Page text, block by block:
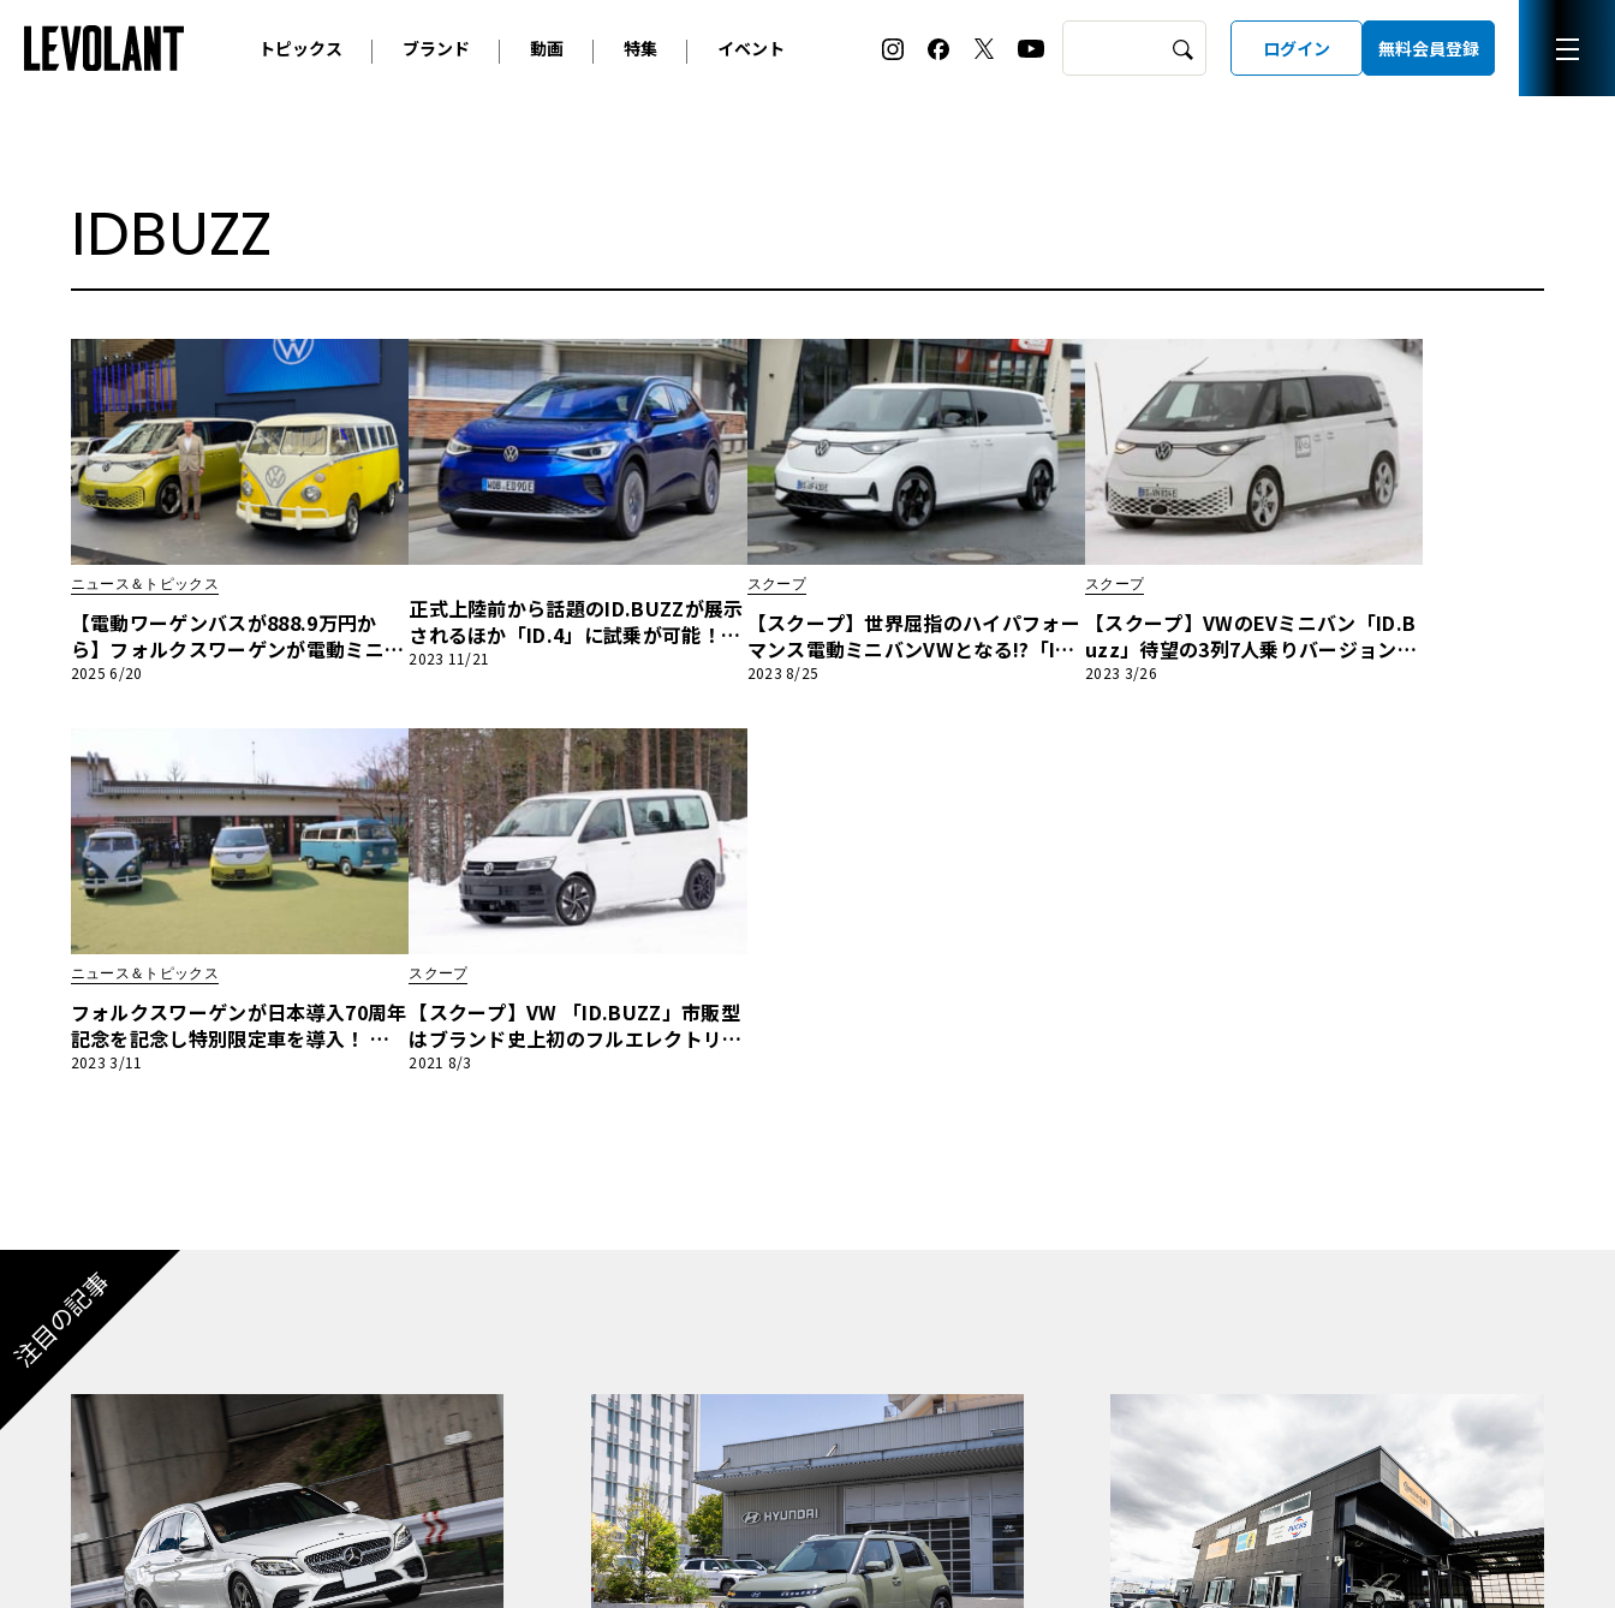
トピックス
コラム
ブランド
ベントレー
ケータハム
ジャガー
ランドローバー
ロータス
マクラーレン
MINI
モーガン
ロールス・ロイス
ボルボ
キャデラック
シボレー
ジープ
テスラ
ヒョンデ
その他
三菱
ダイハツ
光岡
動画 特集 イベント ログイン 無料会員登録
IDBUZZ
ニュース＆トピックス
【電動ワーゲンバスが888.9万円か
ら】フォルクスワーゲンが電動ミニバ
ンの「ID.Buzz」を発表、本日より販
2025 6/20
正式上陸前から話題のID.BUZZが展示
されるほか「ID.4」に試乗が可能！フ
ォルクスワーゲン出展情報【EV:LIFE
2023 11/21
スクープ
【スクープ】世界屈指のハイパフォー
マンス電動ミニバンVWとなる!?「ID.
BUZZ GTX」の姿をキャッチ！
2023 8/25
スクープ
【スクープ】VWのEVミニバン「ID.B
uzz」待望の3列7人乗りバージョンは
6月ワールドプレミア決定！ 高性能
2023 3/26
ニュース＆トピックス
フォルクスワーゲンが日本導入70周年
記念を記念し特別限定車を導入！ さ
らに電動VWバスの「ID. Buzz」を20
2023 3/11
スクープ
【スクープ】VW 「ID.BUZZ」市販型
はブランド史上初のフルエレクトリッ
クモデルへ、最新プロトをキャッチ！
2021 8/3
注目の記事